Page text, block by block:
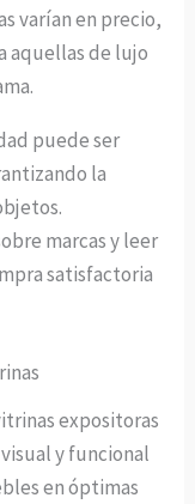
varían en precio,
aquellas de lujo
puede ser
la
marcas y leer
satisfactoria
expositoras
y funcional
en óptimas